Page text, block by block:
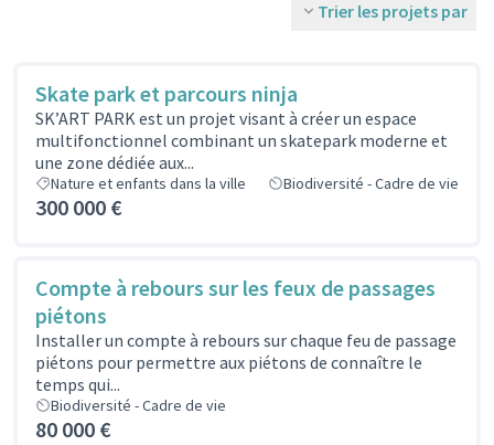
Trier les projets par
Skate park et parcours ninja
SK’ART PARK est un projet visant à créer un espace
multifonctionnel combinant un skatepark moderne et
une zone dédiée aux...
Nature et enfants dans la ville Biodiversité - Cadre de vie
300 000 €
Compte à rebours sur les feux de passages
piétons
Installer un compte à rebours sur chaque feu de passage
piétons pour permettre aux piétons de connaître le
temps qui...
Biodiversité - Cadre de vie
80 000 €